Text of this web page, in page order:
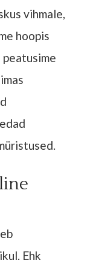
vihmale,
hoopis
Ehk